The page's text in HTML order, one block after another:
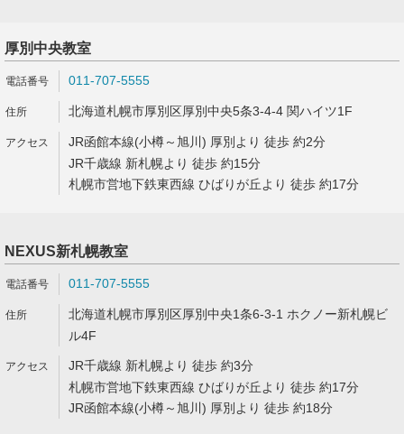
厚別中央教室
011-707-5555
北海道札幌市厚別区厚別中央5条3-4-4 関ハイツ1F
JR函館本線(小樽～旭川) 厚別より 徒歩 約2分
JR千歳線 新札幌より 徒歩 約15分
札幌市営地下鉄東西線 ひばりが丘より 徒歩 約17分
NEXUS新札幌教室
011-707-5555
北海道札幌市厚別区厚別中央1条6-3-1 ホクノー新札幌ビ
ル4F
JR千歳線 新札幌より 徒歩 約3分
札幌市営地下鉄東西線 ひばりが丘より 徒歩 約17分
JR函館本線(小樽～旭川) 厚別より 徒歩 約18分